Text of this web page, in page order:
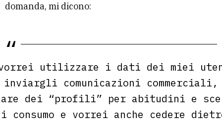
domanda, mi dicono:
utilizzare i dati dei miei
inviargli comunicazioni commerciali,
dei “profili” per abitudini e
consumo e vorrei anche cedere